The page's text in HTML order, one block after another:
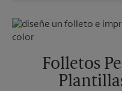
Lunes
6:00 PM
Martes
Folletos